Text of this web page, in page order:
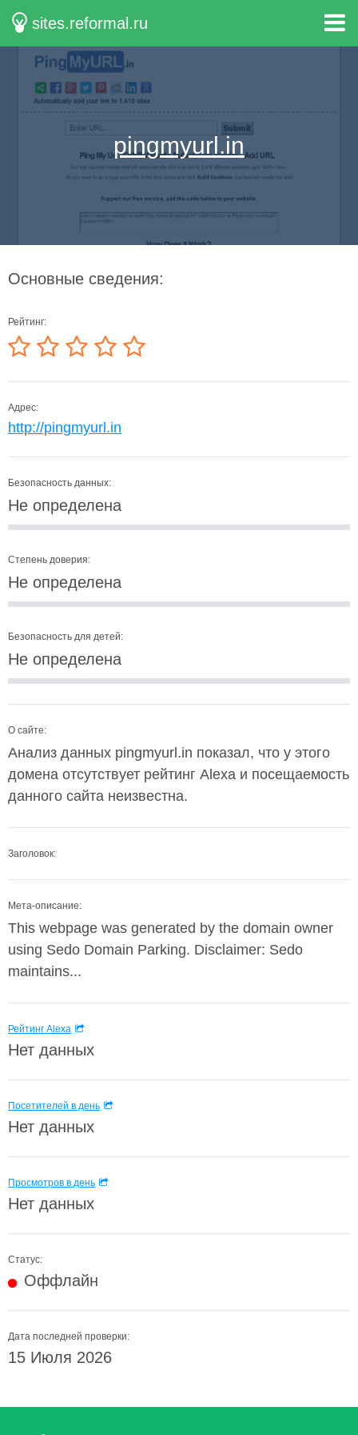
sites.reformal.ru
pingmyurl.in
Основные сведения:
Рейтинг:
Адрес:
http://pingmyurl.in
Безопасность данных:
Не определена
Степень доверия:
Не определена
Безопасность для детей:
Не определена
О сайте:
Анализ данных pingmyurl.in показал, что у этого
домена отсутствует рейтинг Alexa и посещаемость
данного сайта неизвестна.
Заголовок:
Мета-описание:
This webpage was generated by the domain owner
using Sedo Domain Parking. Disclaimer: Sedo
maintains...
Рейтинг Alexa
Нет данных
Посетителей в день
Нет данных
Просмотров в день
Нет данных
Статус:
Оффлайн
Дата последней проверки:
15 Июля 2026